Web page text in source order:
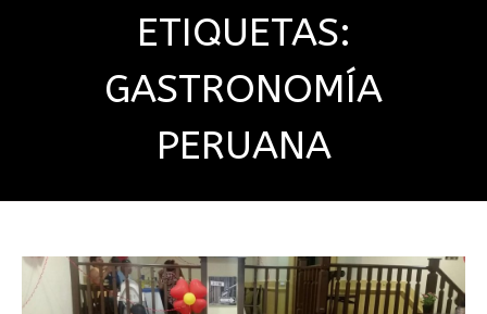
ETIQUETAS:
GASTRONOMÍA
PERUANA